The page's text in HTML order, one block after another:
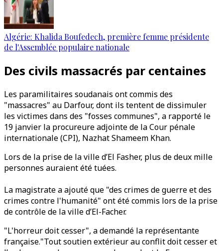
Algérie: Khalida Boufedech, première femme présidente
de l'Assemblée populaire nationale
Des civils massacrés par centaines
Les paramilitaires soudanais ont commis des
"massacres" au Darfour, dont ils tentent de dissimuler
les victimes dans des "fosses communes", a rapporté le
19 janvier la procureure adjointe de la Cour pénale
internationale (CPI), Nazhat Shameem Khan.
Lors de la prise de la ville d’El Fasher, plus de deux mille
personnes auraient été tuées.
La magistrate a ajouté que "des crimes de guerre et des
crimes contre l'humanité" ont été commis lors de la prise
de contrôle de la ville d’El-Facher.
"L'horreur doit cesser", a demandé la représentante
française."Tout soutien extérieur au conflit doit cesser et